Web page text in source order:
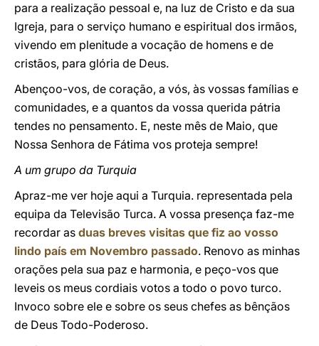
para a realização pessoal e, na luz de Cristo e da sua
Igreja, para o serviço humano e espiritual dos irmãos,
vivendo em plenitude a vocação de homens e de
cristãos, para glória de Deus.
Abençoo-vos, de coração, a vós, às vossas famílias e
comunidades, e a quantos da vossa querida pátria
tendes no pensamento. E, neste mês de Maio, que
Nossa Senhora de Fátima vos proteja sempre!
A um grupo da Turquia
Apraz-me ver hoje aqui a Turquia. representada pela
equipa da Televisão Turca. A vossa presença faz-me
recordar as duas breves visitas que fiz ao vosso
lindo país em Novembro passado. Renovo as minhas
orações pela sua paz e harmonia, e peço-vos que
leveis os meus cordiais votos a todo o povo turco.
Invoco sobre ele e sobre os seus chefes as bênçãos
de Deus Todo-Poderoso.